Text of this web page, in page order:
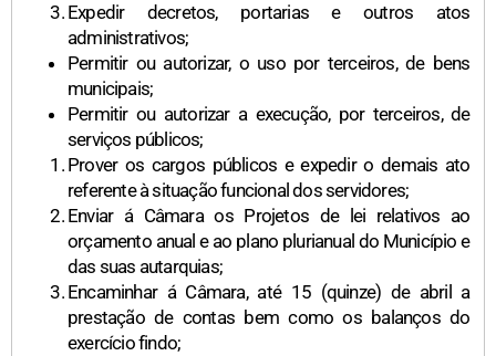
Expedir decretos, portarias e outros atos
administrativos;
Permitir ou autorizar, o uso por terceiros, de bens
municipais;
Permitir ou autorizar a execução, por terceiros, de
serviços públicos;
Prover os cargos públicos e expedir o demais ato
referente à situação funcional dos servidores;
Enviar á Câmara os Projetos de lei relativos ao
orçamento anual e ao plano plurianual do Município e
das suas autarquias;
Encaminhar á Câmara, até 15 (quinze) de abril a
prestação de contas bem como os balanços do
exercício findo;